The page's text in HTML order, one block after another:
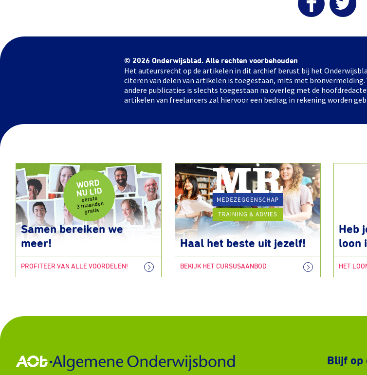
© 2026 Onderwijsblad. Alle rechten voorbehouden
Het auteursrecht op de artikelen in dit archief berust bij het
citeren van delen van artikelen is toegestaan, mits met
andere publicaties is slechts toegestaan na overleg met de
artikelen van freelancers zal hiervoor een bedrag in rekening worden
Samen bereiken we
meer!
PROFITEER VAN ALLE VOORDELEN!
Haal het beste uit jezelf!
BEKIJK HET CURSUSAANBOD
Heb
loon
HET
Blijf op